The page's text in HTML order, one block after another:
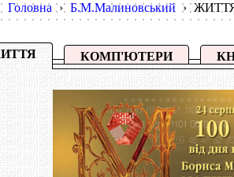
Головна › Б.М.Малиновський ›
КОМП'ЮТЕРИ